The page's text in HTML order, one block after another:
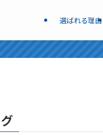
選ばれる理由